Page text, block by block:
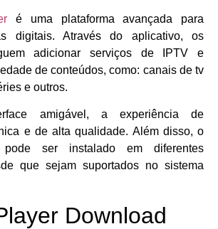
é uma plataforma avançada para
digitais. Através do aplicativo, os
adicionar serviços de IPTV e
de conteúdos, como: canais de tv
e outros.
amigável, a experiência de
e de alta qualidade. Além disso, o
pode ser instalado em diferentes
que sejam suportados no sistema
Download